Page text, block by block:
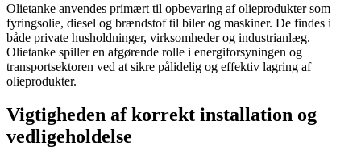
Olietanke anvendes primært til opbevaring af olieprodukter som
fyringsolie, diesel og brændstof til biler og maskiner. De findes i
både private husholdninger, virksomheder og industrianlæg.
Olietanke spiller en afgørende rolle i energiforsyningen og
transportsektoren ved at sikre pålidelig og effektiv lagring af
olieprodukter.
Vigtigheden af korrekt installation og
vedligeholdelse